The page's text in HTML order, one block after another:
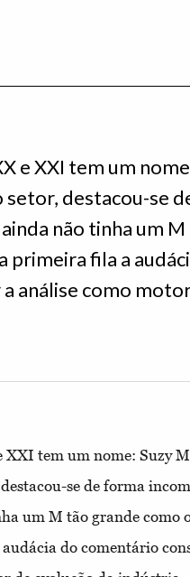
e XXI tem um
setor, destacou-se
não tinha um
primeira fila a
análise como
tem um nome: Suzy
se de forma
um M tão grande como
do comentário